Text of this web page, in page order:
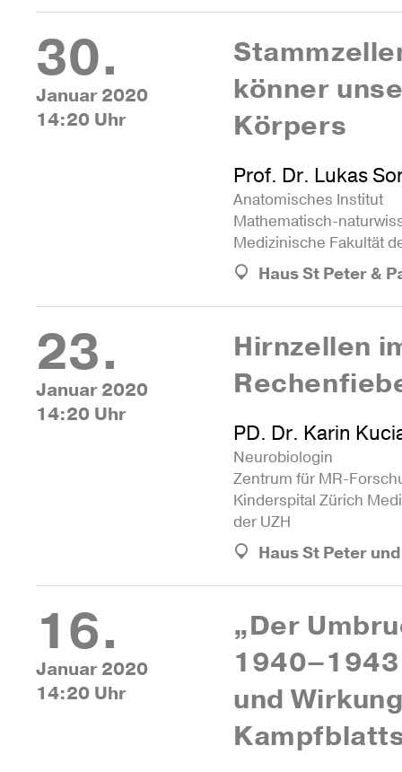
30.
Januar 2020
14:20 Uhr
könner
Körpers
Prof. Dr. Lukas
Ana­to­mi­sches Ins­titut
Mathe­ma­tisch-
Medi­zi­ni­sche Fakultät
Haus St Peter &
23.
Januar 2020
14:20 Uhr
Hirn­zellen
PD. Dr. Karin
Neu­ro­bio­login
Zen­trum für MR-
Kin­der­spital Zürich
der UZH
Haus St Peter
16.
Januar 2020
14:20 Uhr
„Der
und